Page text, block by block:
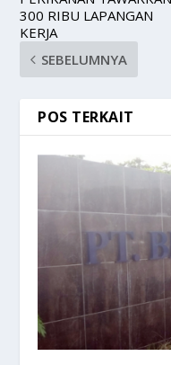
300 RIBU LAPANGAN
KERJA
SEBELUMNYA
POS TERKAIT